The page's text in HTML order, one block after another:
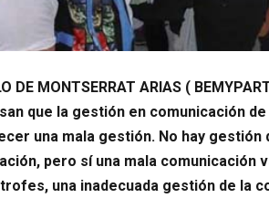
DE MONTSERRAT ARIAS (
que la gestión en comunicación
una mala gestión. No hay
pero sí una mala comunicación
una inadecuada gestión de la